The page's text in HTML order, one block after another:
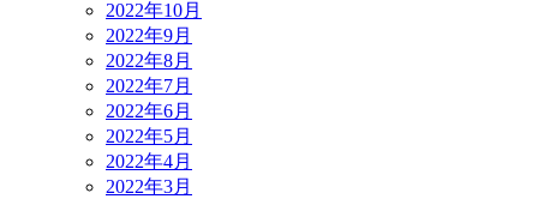
2022年10月
2022年9月
2022年8月
2022年7月
2022年6月
2022年5月
2022年4月
2022年3月